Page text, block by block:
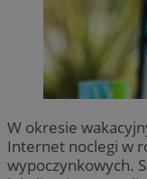
W okresie
Internet noclegi w
wypoczynkowych.